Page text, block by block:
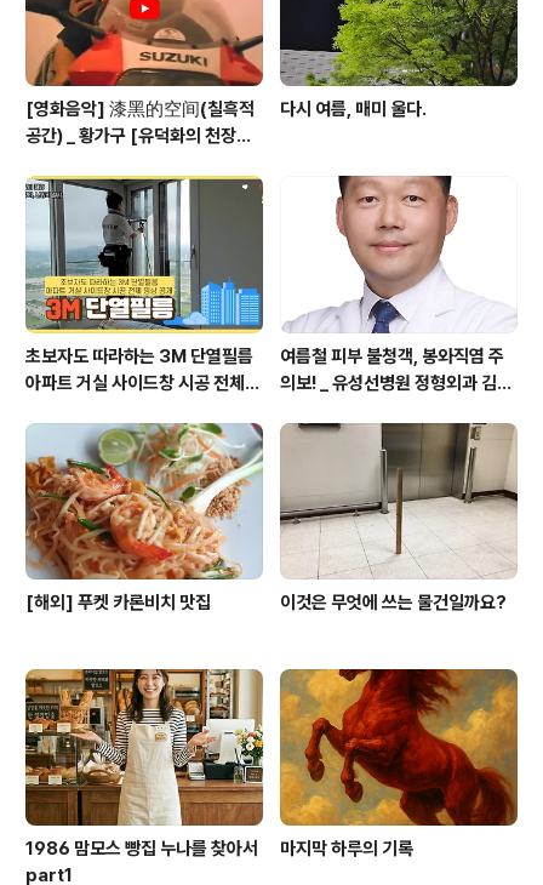
[영화음악] 漆黑的空间(칠흑적
공간) _ 황가구 [유덕화의 천장지
다시 여름, 매미 울다.
초보자도 따라하는 3M 단열필름
아파트 거실 사이드창 시공 전체
여름철 피부 불청객, 봉와직염 주
의보! _ 유성선병원 정형외과 김의
[해외] 푸켓 카론비치 맛집 이것은 무엇에 쓰는 물건일까요?
1986 맘모스 빵집 누나를 찾아서
part1
마지막 하루의 기록